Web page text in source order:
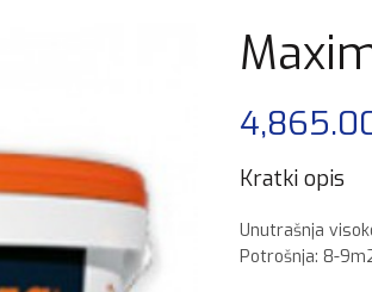
Kratki opis
Unutrašnja
Potrošnja: 8-